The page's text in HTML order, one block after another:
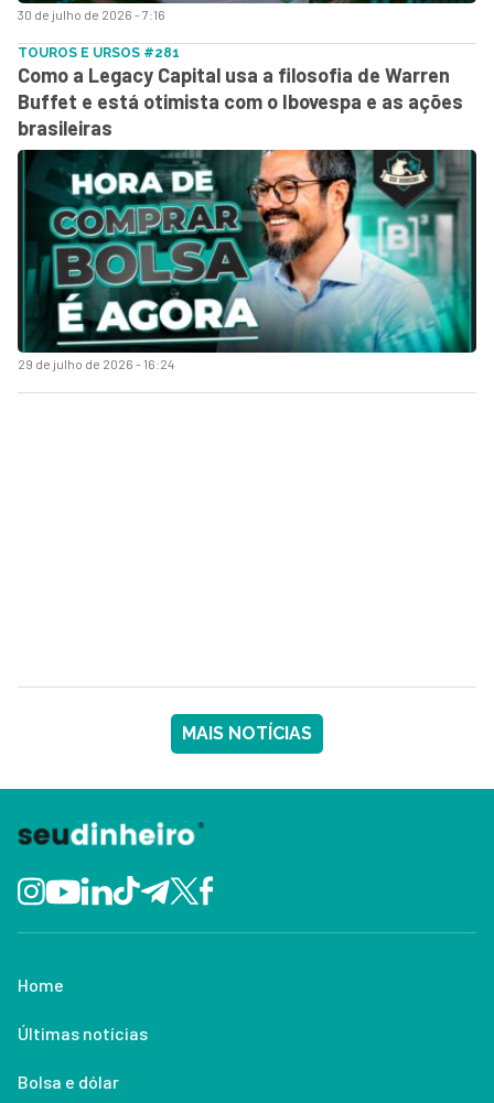
30 de julho de 2026 - 7:16
29 de julho de 2026 - 16:24
TOUROS E URSOS #281
Como a Legacy Capital usa a filosofia de Warren
Buffet e está otimista com o Ibovespa e as ações
brasileiras
MAIS NOTÍCIAS
Home
Últimas notícias
Bolsa e dólar